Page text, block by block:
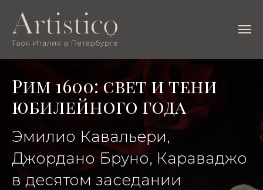
Рим 1600: свет и тени
юбилейного года
Эмилио Кавальери,
Джордано Бруно, Караваджо
в десятом заседании